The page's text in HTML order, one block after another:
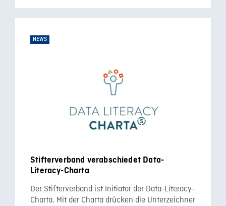
NEWS
Stifterverband verabschiedet Data-
Literacy-Charta
Der Stifterverband ist Initiator der Data-Literacy-
Charta. Mit der Charta drücken die Unterzeichner